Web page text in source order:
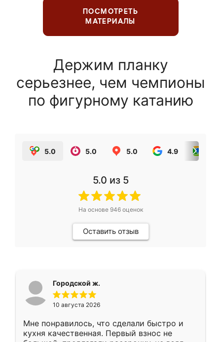
ПОСМОТРЕТЬ
МАТЕРИАЛЫ
Держим планку
серьезнее, чем чемпионы
по фигурному катанию
5.0 5.0 5.0 4.9
5.0 из 5
На основе 946оценок
Оставить отзыв
Городской ж.
10 августа 2026
Мне понравилось, что сделали быстро и
кухня качественная. Первый взнос не